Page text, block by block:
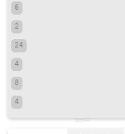
6
2
24
4
8
4